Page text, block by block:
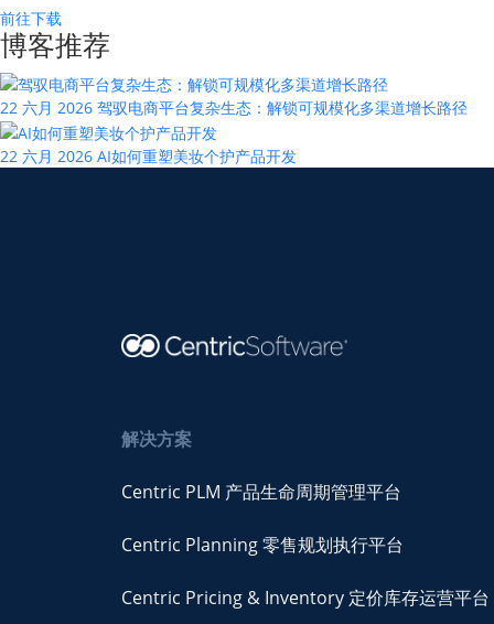
前往下载
博客推荐
22 六月 2026 驾驭电商平台复杂生态：解锁可规模化多渠道增长路径
22 六月 2026 AI如何重塑美妆个护产品开发
解决方案
Centric PLM 产品生命周期管理平台
Centric Planning 零售规划执行平台
Centric Pricing & Inventory 定价库存运营平台